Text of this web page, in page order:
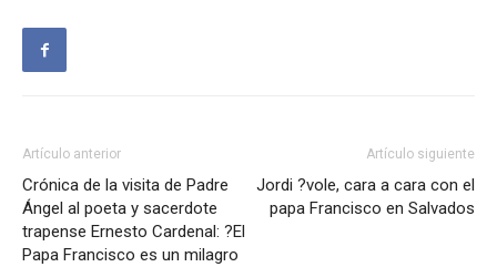
Artículo anterior
Crónica de la visita de Padre
Ángel al poeta y sacerdote
trapense Ernesto Cardenal: ?El
Papa Francisco es un milagro
Artículo siguiente
Jordi ?vole, cara a cara con el
papa Francisco en Salvados